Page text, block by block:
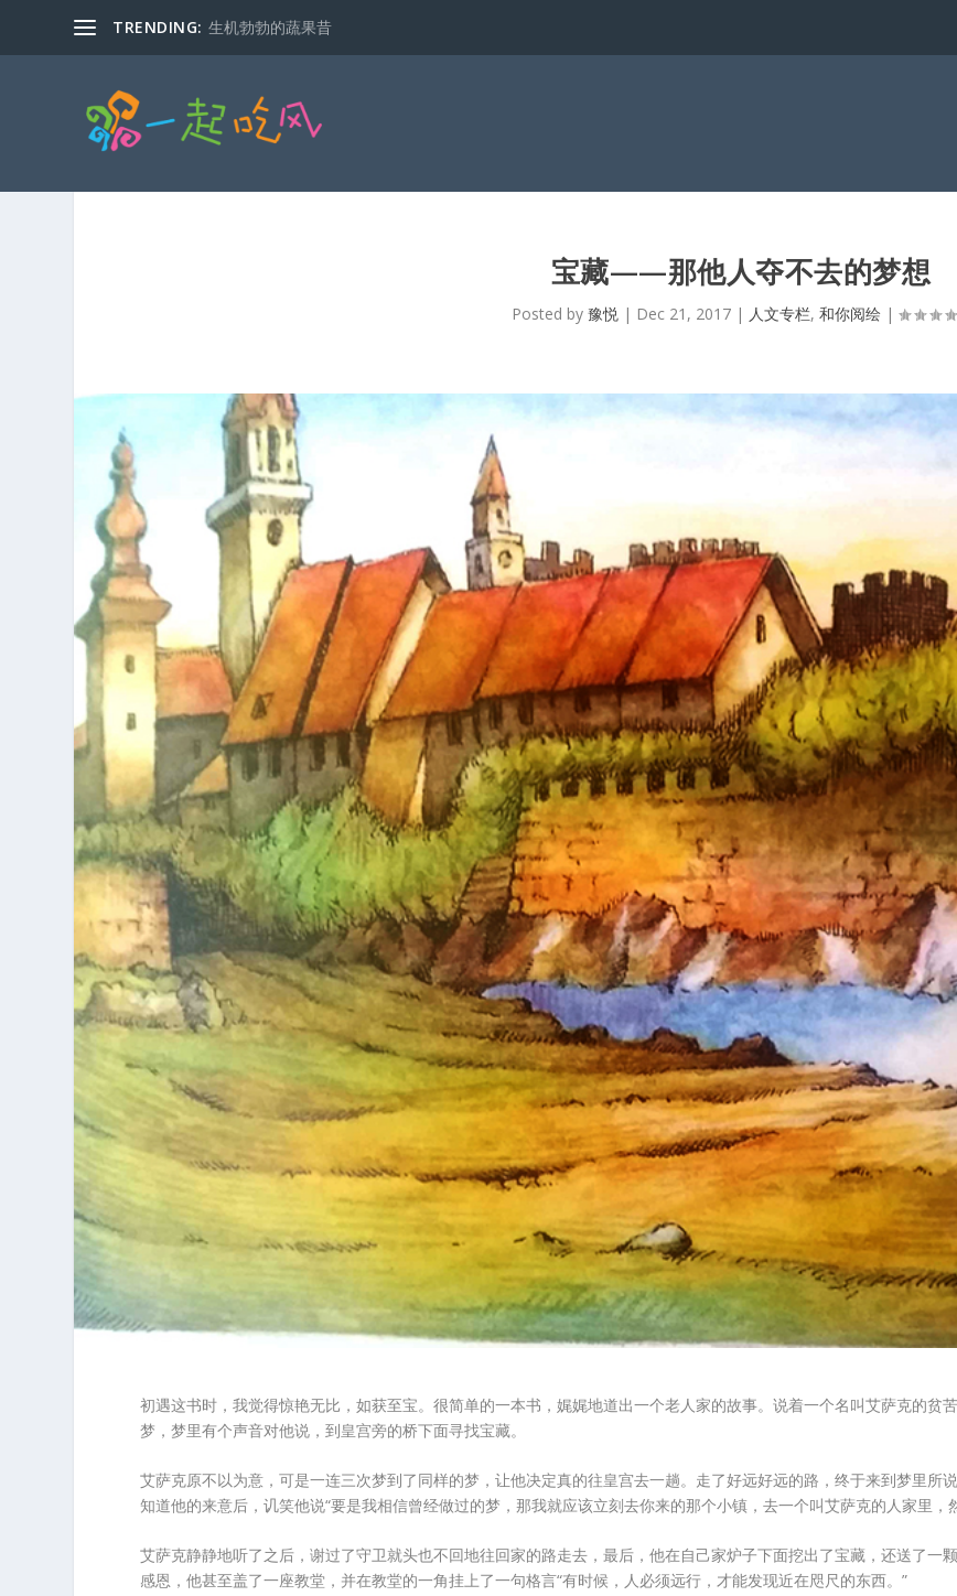
TRENDING: 生机勃勃的蔬果昔
宝藏——那他人夺不去的梦想
Posted by 豫悦| Dec 21, 2017| 人文专栏, 和你阅绘|
初遇这书时，我觉得惊艳无比，如获至宝。很简单的一本书，娓娓地道出一个老人家的故事。说着一个名叫艾萨克的贫
梦，梦里有个声音对他说，到皇宫旁的桥下面寻找宝藏。
艾萨克原不以为意，可是一连三次梦到了同样的梦，让他决定真的往皇宫去一趟。走了好远好远的路，终于来到梦里所
知道他的来意后，讥笑他说“要是我相信曾经做过的梦，那我就应该立刻去你来的那个小镇，去一个叫艾萨克的人家里，
艾萨克静静地听了之后，谢过了守卫就头也不回地往回家的路走去，最后，他在自己家炉子下面挖出了宝藏，还送了一
感恩，他甚至盖了一座教堂，并在教堂的一角挂上了一句格言“有时候，人必须远行，才能发现近在咫尺的东西。”